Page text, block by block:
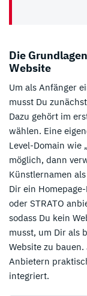
Die
Website
Um als Anfänger
musst Du
Dazu gehört im
wählen. Eine
Level-Domain wie
möglich, dann
Künstlernamen
Dir ein
oder STRATO
sodass Du kein
musst, um Dir als
Website zu
Anbietern
integriert.